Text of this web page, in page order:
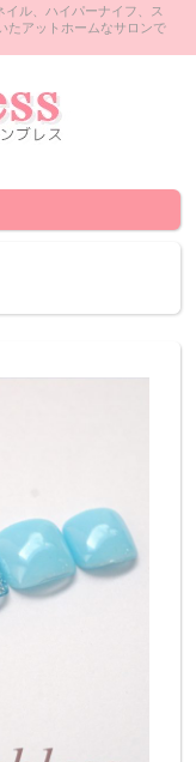
ル、ハイパーナイフ、ス
たアットホームなサロンで